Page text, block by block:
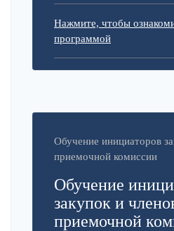
Нажмите, чтобы
программой
Обучение инициаторов
приемочной комиссии
Обучение
закупок и
приемочной